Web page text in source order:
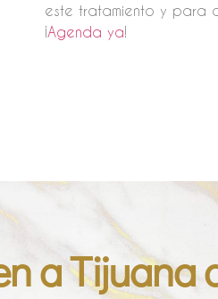
este tratamiento y para
¡Agenda ya!
a Tijuana